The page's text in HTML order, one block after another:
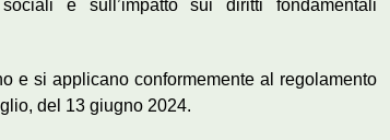
e sull’impatto sui diritti fondamentali
e si applicano conformemente al regolamento
del 13 giugno 2024.